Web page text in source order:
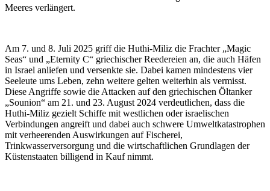
Meeres verlängert.
Am 7. und 8. Juli 2025 griff die Huthi-Miliz die Frachter „Magic
Seas“ und „Eternity C“ griechischer Reedereien an, die auch Häfen
in Israel anliefen und versenkte sie. Dabei kamen mindestens vier
Seeleute ums Leben, zehn weitere gelten weiterhin als vermisst.
Diese Angriffe sowie die Attacken auf den griechischen Öltanker
„Sounion“ am 21. und 23. August 2024 verdeutlichen, dass die
Huthi-Miliz gezielt Schiffe mit westlichen oder israelischen
Verbindungen angreift und dabei auch schwere Umweltkatastrophen
mit verheerenden Auswirkungen auf Fischerei,
Trinkwasserversorgung und die wirtschaftlichen Grundlagen der
Küstenstaaten billigend in Kauf nimmt.